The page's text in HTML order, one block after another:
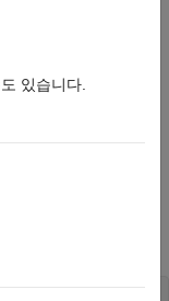
providing a
line interface. The
Raspberry Pi
command:
있습니다.